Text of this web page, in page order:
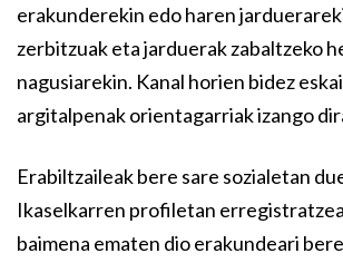
erakunderekin edo haren
zerbitzuak eta jarduerak zabaltzeko
nagusiarekin. Kanal horien bidez
argitalpenak orientagarriak izango
Erabiltzaileak bere sare sozialetan
Ikaselkarren profiletan
baimena ematen dio erakundeari